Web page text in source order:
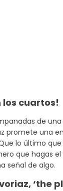
los cuartos!
de
promete una
lo último
que hagas
señal de algo.
‘the